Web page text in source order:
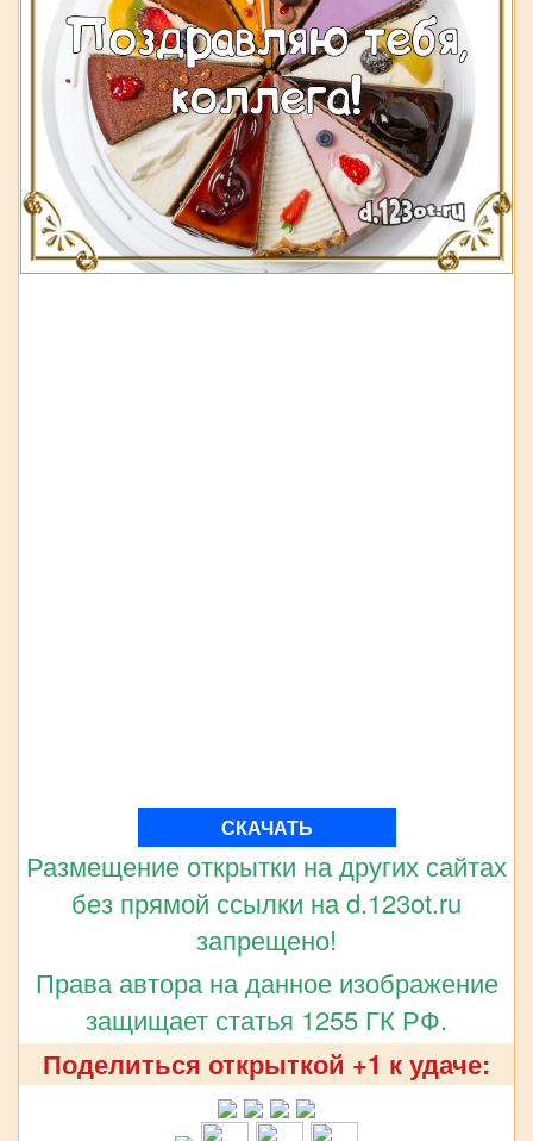
СКАЧАТЬ
Размещение открытки на других сайтах
без прямой ссылки на d.123ot.ru
запрещено!
Права автора на данное изображение
защищает статья 1255 ГК РФ.
Поделиться открыткой +1 к удаче: